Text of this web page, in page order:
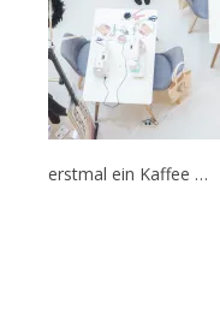
erstmal ein Kaffee …